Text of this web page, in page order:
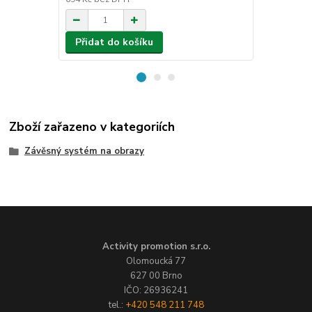
Přidat do košíku
Zboží zařazeno v kategoriích
Závěsný systém na obrazy
Activity promotion s.r.o.
Olomoucká 77
627 00 Brno
IČO: 26936241
tel.: +420 548 211 748